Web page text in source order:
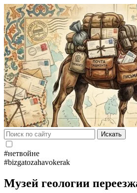
Искать
#нетвойне
#bizgatozahavokerak
Музей геологии